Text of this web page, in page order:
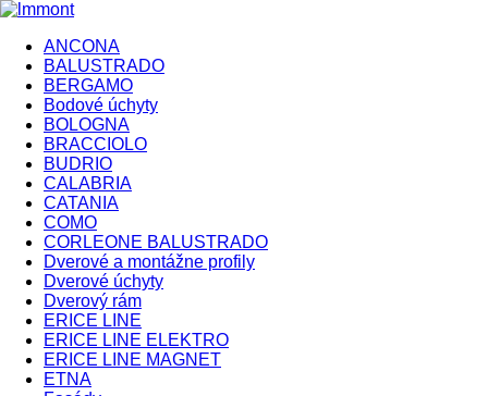
ANCONA
BALUSTRADO
BERGAMO
Bodové úchyty
BOLOGNA
BRACCIOLO
BUDRIO
CALABRIA
CATANIA
COMO
CORLEONE BALUSTRADO
Dverové a montážne profily
Dverové úchyty
Dverový rám
ERICE LINE
ERICE LINE ELEKTRO
ERICE LINE MAGNET
ETNA